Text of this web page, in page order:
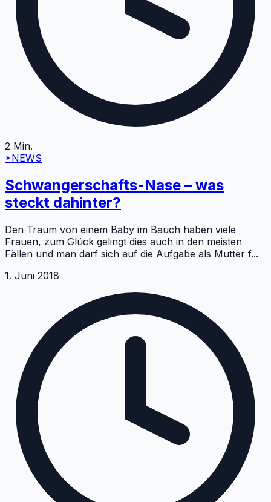
2 Min.
*NEWS
Schwangerschafts-Nase – was
steckt dahinter?
Den Traum von einem Baby im Bauch haben viele
Frauen, zum Glück gelingt dies auch in den meisten
Fällen und man darf sich auf die Aufgabe als Mutter f...
1. Juni 2018